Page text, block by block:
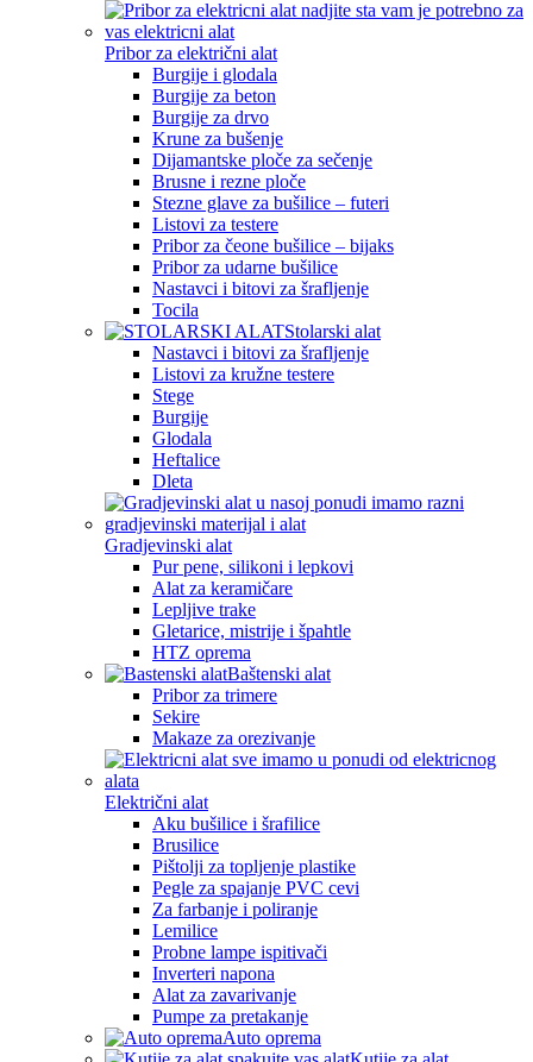
Pribor za električni alat
Burgije i glodala
Burgije za beton
Burgije za drvo
Krune za bušenje
Dijamantske ploče za sečenje
Brusne i rezne ploče
Stezne glave za bušilice – futeri
Listovi za testere
Pribor za čeone bušilice – bijaks
Pribor za udarne bušilice
Nastavci i bitovi za šrafljenje
Tocila
Stolarski alat
Nastavci i bitovi za šrafljenje
Listovi za kružne testere
Stege
Burgije
Glodala
Heftalice
Dleta
Gradjevinski alat
Pur pene, silikoni i lepkovi
Alat za keramičare
Lepljive trake
Gletarice, mistrije i špahtle
HTZ oprema
Baštenski alat
Pribor za trimere
Sekire
Makaze za orezivanje
Električni alat
Aku bušilice i šrafilice
Brusilice
Pištolji za topljenje plastike
Pegle za spajanje PVC cevi
Za farbanje i poliranje
Lemilice
Probne lampe ispitivači
Inverteri napona
Alat za zavarivanje
Pumpe za pretakanje
Auto oprema